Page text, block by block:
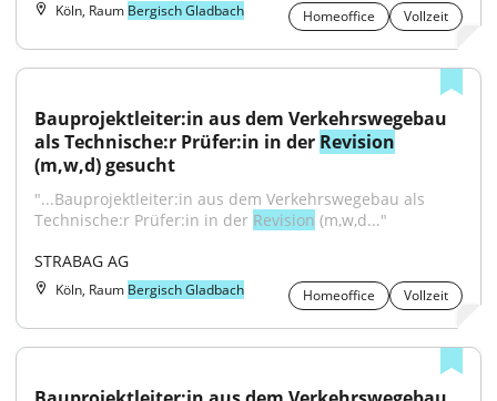
Köln, Raum Bergisch Gladbach Homeoffice Vollzeit
Bauprojektleiter:in aus dem Verkehrswegebau
als Technische:r Prüfer:in in der Revision
(m,w,d) gesucht
"...Bauprojektleiter:in aus dem Verkehrswegebau als
Technische:r Prüfer:in in der Revision (m,w,d..."
STRABAG AG
Köln, Raum Bergisch Gladbach Homeoffice Vollzeit